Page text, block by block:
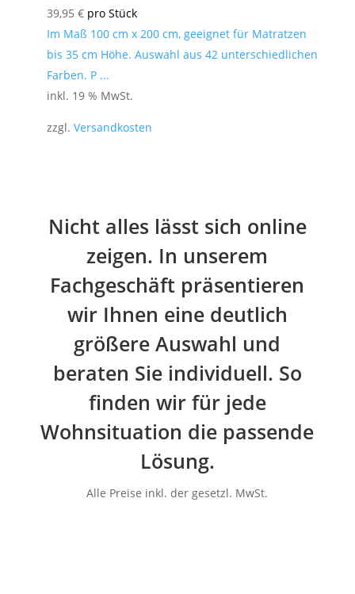
39,95 € pro Stück
Im Maß 100 cm x 200 cm, geeignet für Matratzen
bis 35 cm Höhe. Auswahl aus 42 unterschiedlichen
Farben. P ...
inkl. 19 % MwSt.
zzgl. Versandkosten
Nicht alles lässt sich online
zeigen. In unserem
Fachgeschäft präsentieren
wir Ihnen eine deutlich
größere Auswahl und
beraten Sie individuell. So
finden wir für jede
Wohnsituation die passende
Lösung.
Alle Preise inkl. der gesetzl. MwSt.